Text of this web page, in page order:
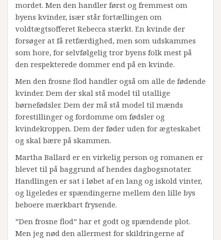
mordet. Men den handler først og fremmest om
byens kvinder, især står fortællingen om
voldtægtsofferet Rebecca stærkt. En kvinde der
forsøger at få retfærdighed, men som udskammes
som hore, for selvfølgelig tror byens folk mest på
den respekterede dommer end på en kvinde.
Men den frosne flod handler også om alle de fødende
kvinder. Dem der skal stå model til utallige
børnefødsler. Dem der må stå model til mænds
forestillinger og fordomme om fødsler og
kvindekroppen. Dem der føder uden for ægteskabet
og skal bære på skammen.
Martha Ballard er en virkelig person og romanen er
blevet til på baggrund af hendes dagbogsnotater.
Handlingen er sat i løbet af en lang og iskold vinter,
og ligeledes er spændingerne mellem den lille bys
beboere mærkbart frysende.
”Den frosne flod” har et godt og spændende plot.
Men jeg nød den allermest for skildringerne af